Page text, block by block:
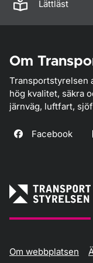
Lättläst
Om
Transportstyrelsen
hög kvalitet, säkra
järnväg, luftfart,
Facebook
Om webbplatsen